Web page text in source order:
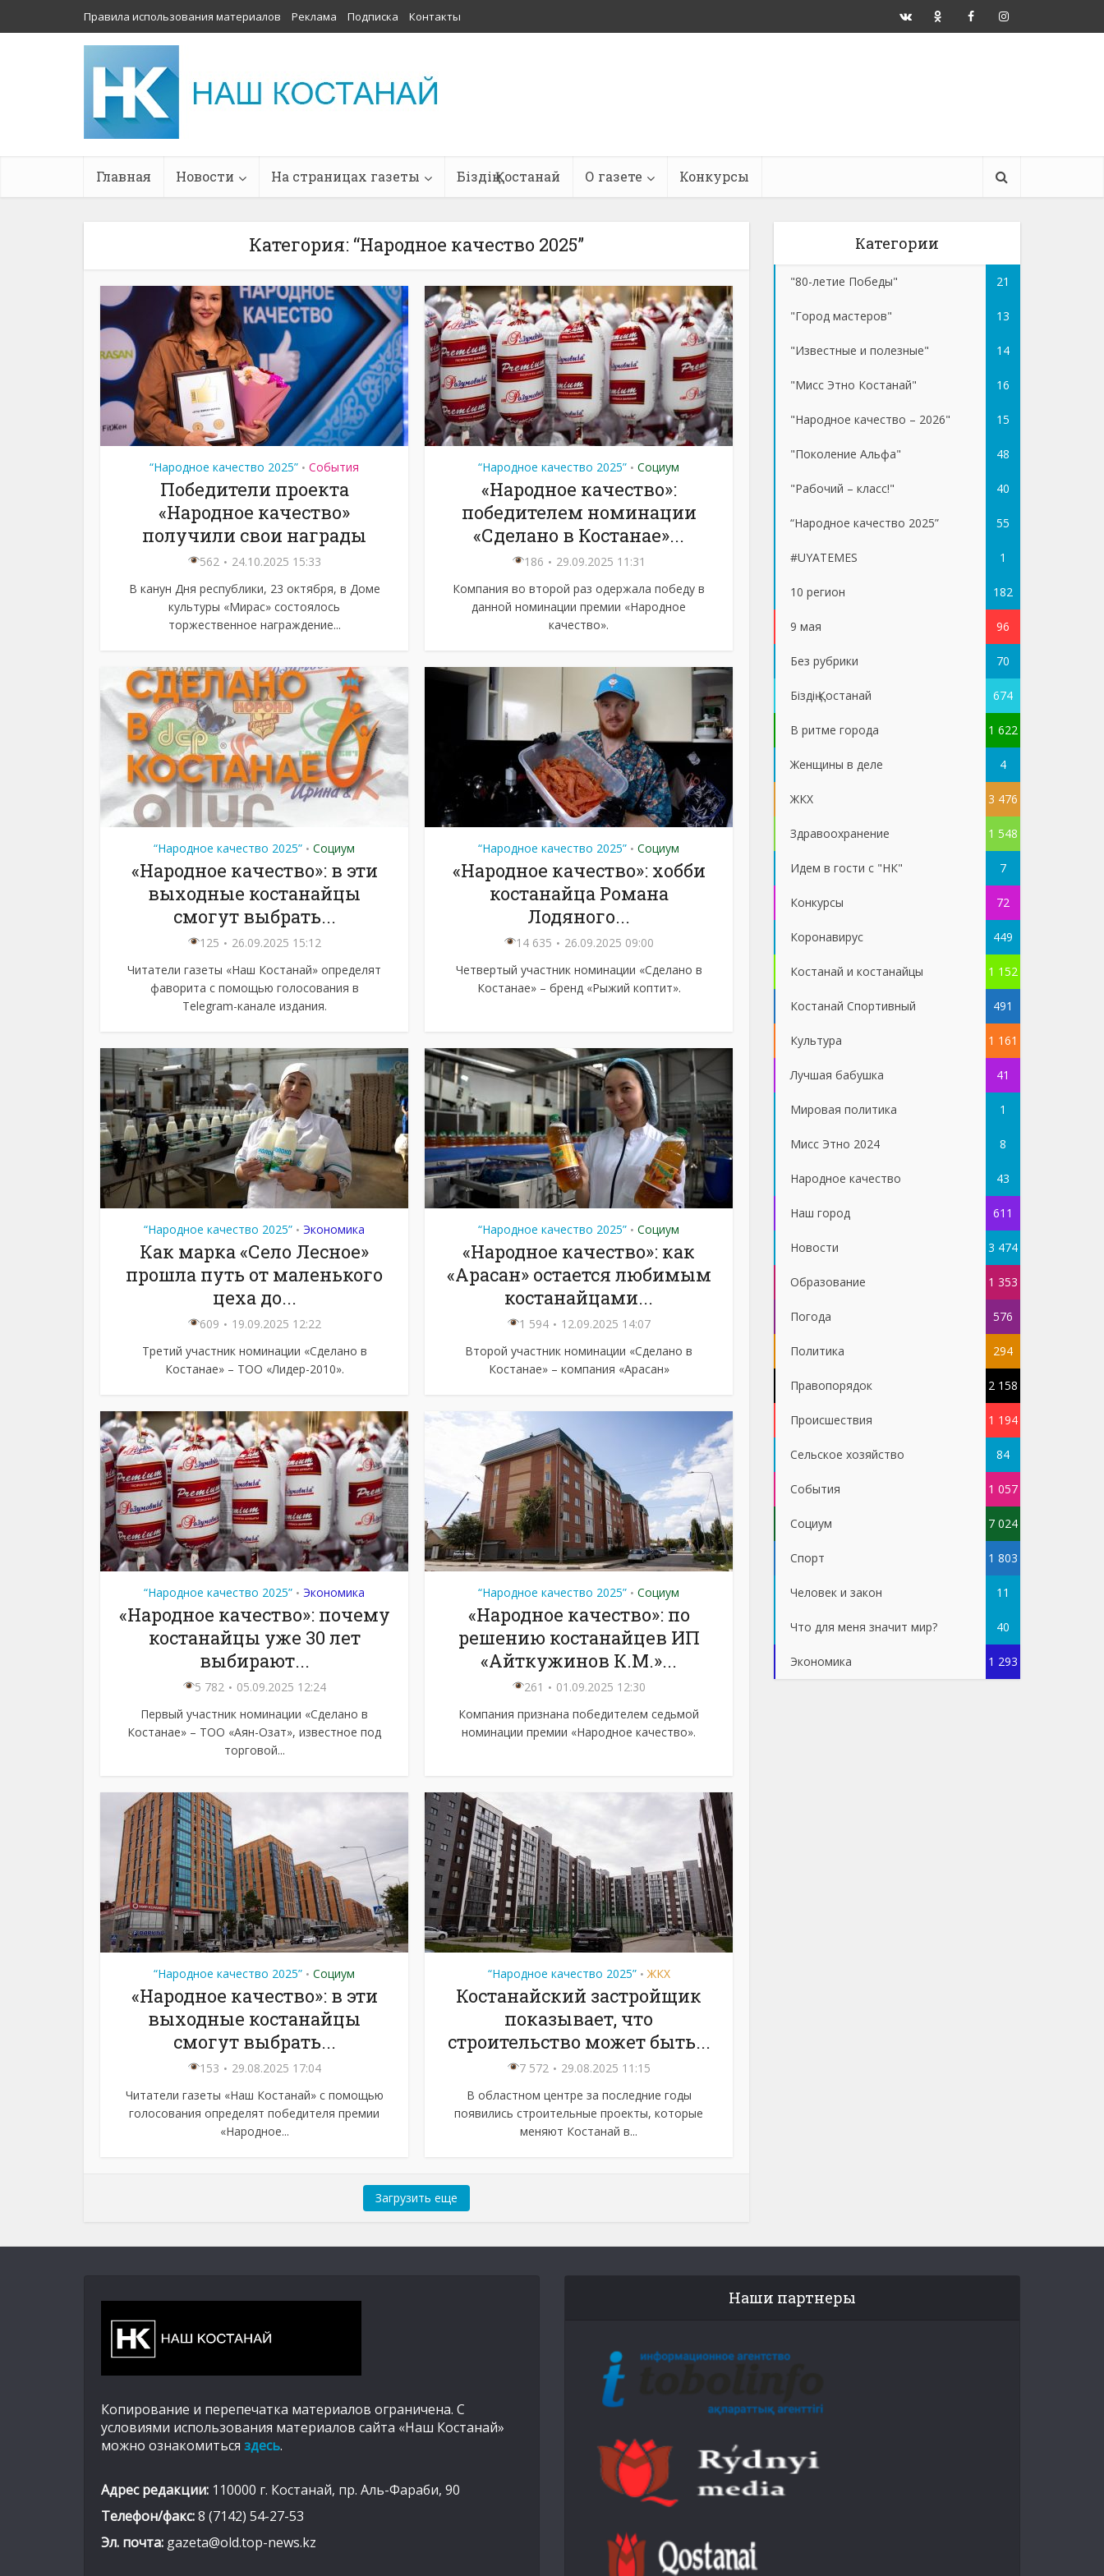
Правила использования материалов Реклама Подписка Контакты
Главная Новости На страницах газеты Біздің Қостанай О газете Конкурсы
Категория: “Народное качество 2025”
“Народное качество 2025” • События
Победители проекта
«Народное качество»
получили свои награды
562
24.10.2025 15:33
В канун Дня республики, 23 октября, в Доме
культуры «Мирас» состоялось
торжественное награждение...
“Народное качество 2025” • Социум
«Народное качество»:
победителем номинации
«Сделано в Костанае»...
186
29.09.2025 11:31
Компания во второй раз одержала победу в
данной номинации премии «Народное
качество».
“Народное качество 2025” • Социум
«Народное качество»: в эти
выходные костанайцы
смогут выбрать...
125
26.09.2025 15:12
Читатели газеты «Наш Костанай» определят
фаворита с помощью голосования в
Telegram-канале издания.
“Народное качество 2025” • Социум
«Народное качество»: хобби
костанайца Романа
Лодяного...
14 635
26.09.2025 09:00
Четвертый участник номинации «Сделано в
Костанае» – бренд «Рыжий коптит».
“Народное качество 2025” • Экономика
Как марка «Село Лесное»
прошла путь от маленького
цеха до...
609
19.09.2025 12:22
Третий участник номинации «Сделано в
Костанае» – ТОО «Лидер-2010».
“Народное качество 2025” • Социум
«Народное качество»: как
«Арасан» остается любимым
костанайцами...
1 594
12.09.2025 14:07
Второй участник номинации «Сделано в
Костанае» – компания «Арасан»
“Народное качество 2025” • Экономика
«Народное качество»: почему
костанайцы уже 30 лет
выбирают...
5 782
05.09.2025 12:24
Первый участник номинации «Сделано в
Костанае» – ТОО «Аян-Озат», известное под
торговой...
“Народное качество 2025” • Социум
«Народное качество»: по
решению костанайцев ИП
«Айткужинов К.М.»...
261
01.09.2025 12:30
Компания признана победителем седьмой
номинации премии «Народное качество».
“Народное качество 2025” • Социум
«Народное качество»: в эти
выходные костанайцы
смогут выбрать...
153
29.08.2025 17:04
Читатели газеты «Наш Костанай» с помощью
голосования определят победителя премии
«Народное...
“Народное качество 2025” • ЖКХ
Костанайский застройщик
показывает, что
строительство может быть...
7 572
29.08.2025 11:15
В областном центре за последние годы
появились строительные проекты, которые
меняют Костанай в...
Загрузить еще
Категории
"80-летие Победы" 21
"Город мастеров" 13
"Известные и полезные" 14
"Мисс Этно Костанай" 16
"Народное качество – 2026" 15
"Поколение Альфа" 48
"Рабочий – класс!" 40
“Народное качество 2025” 55
#UYATEMES 1
10 регион 182
9 мая 96
Без рубрики 70
Біздің Қостанай 674
В ритме города 1 622
Женщины в деле 4
ЖКХ 3 476
Здравоохранение 1 548
Идем в гости с "НК" 7
Конкурсы 72
Коронавирус 449
Костанай и костанайцы 1 152
Костанай Спортивный 491
Культура 1 161
Лучшая бабушка 41
Мировая политика 1
Мисс Этно 2024 8
Народное качество 43
Наш город 611
Новости 3 474
Образование 1 353
Погода 576
Политика 294
Правопорядок 2 158
Проиcшествия 1 194
Сельское хозяйство 84
События 1 057
Социум 7 024
Спорт 1 803
Человек и закон 11
Что для меня значит мир? 40
Экономика 1 293
Копирование и перепечатка материалов ограничена. С
условиями использования материалов сайта «Наш Костанай»
можно ознакомиться здесь.
Адрес редакции: 110000 г. Костанай, пр. Аль-Фараби, 90
Телефон/факс:8 (7142) 54-27-53
Эл. почта: gazeta@old.top-news.kz
Наши партнеры